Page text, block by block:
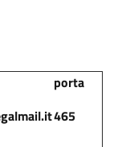
porta
465